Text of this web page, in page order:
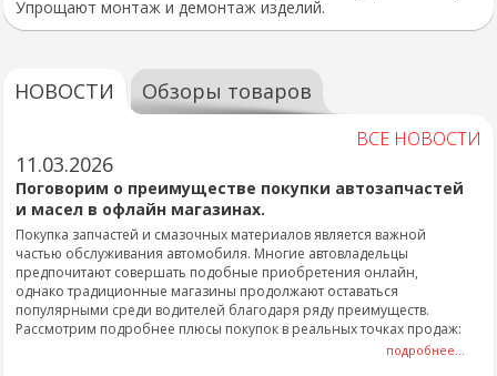
Упрощают монтаж и демонтаж изделий.
НОВОСТИ Обзоры товаров
ВСЕ НОВОСТИ
11.03.2026
Поговорим о преимуществе покупки автозапчастей
и масел в офлайн магазинах.
Покупка запчастей и смазочных материалов является важной
частью обслуживания автомобиля. Многие автовладельцы
предпочитают совершать подобные приобретения онлайн,
однако традиционные магазины продолжают оставаться
популярными среди водителей благодаря ряду преимуществ.
Рассмотрим подробнее плюсы покупок в реальных точках продаж:
подробнее...